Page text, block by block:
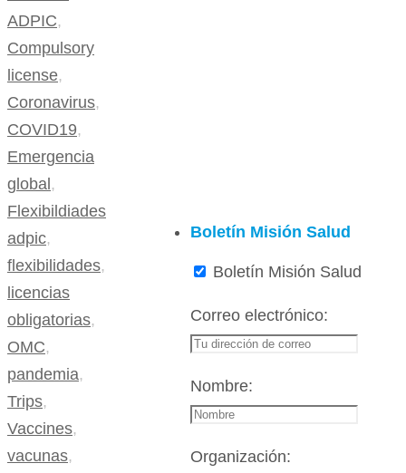
ADPIC,
Compulsory
license,
Coronavirus,
COVID19,
Emergencia
global ,
Flexibildiades
adpic,
flexibilidades,
licencias
obligatorias,
OMC,
pandemia,
Trips,
Vaccines,
vacunas,
Boletín Misión Salud
Boletín Misión Salud
Correo electrónico:
Nombre:
Organización: